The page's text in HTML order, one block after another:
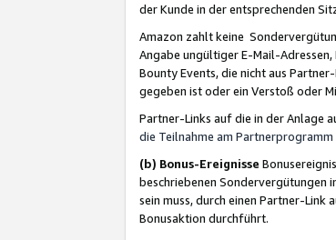
der Kunde in der entsprechenden
Amazon zahlt keine
Angabe ungültiger E-Mail-
Bounty Events, die nicht aus
gegeben ist oder ein Verstoß oder
Partner-Links auf die in der Anlage
die Teilnahme am Partnerprogramm
(b) Bonus-Ereignisse
beschriebenen Sondervergütungen
sein muss, durch einen Partner-Link
Bonusaktion durchführt.